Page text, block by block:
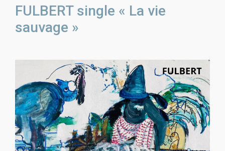
FULBERT single « La vie
sauvage »